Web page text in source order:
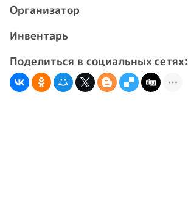
Организатор
Инвентарь
Поделиться в социальных сетях: